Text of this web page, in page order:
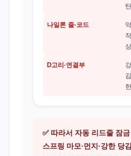
나일론 줄·코드
D고리·연결부
✅ 따라서 자동 리드줄 잠
스프링 마모·먼지·강한 당